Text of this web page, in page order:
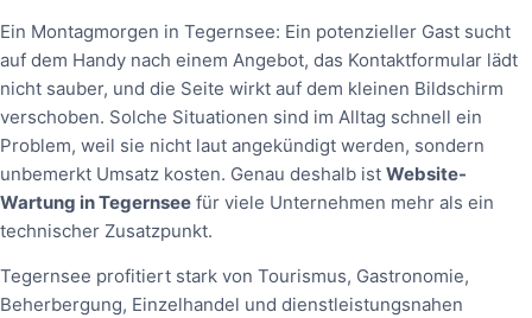
Ein Montagmorgen in Tegernsee: Ein potenzieller Gast sucht
auf dem Handy nach einem Angebot, das Kontaktformular lädt
nicht sauber, und die Seite wirkt auf dem kleinen Bildschirm
verschoben. Solche Situationen sind im Alltag schnell ein
Problem, weil sie nicht laut angekündigt werden, sondern
unbemerkt Umsatz kosten. Genau deshalb ist Website-
Wartung in Tegernsee für viele Unternehmen mehr als ein
technischer Zusatzpunkt.
Tegernsee profitiert stark von Tourismus, Gastronomie,
Beherbergung, Einzelhandel und dienstleistungsnahen